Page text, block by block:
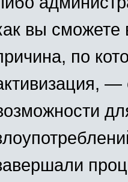
вы сможете
по